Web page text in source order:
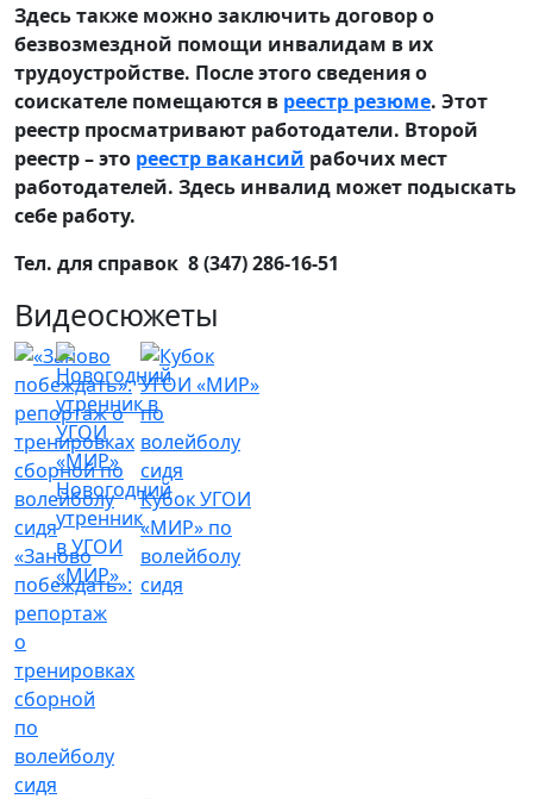
Здесь также можно заключить договор о
безвозмездной помощи инвалидам в их
трудоустройстве. После этого сведения о
соискателе помещаются в реестр резюме. Этот
реестр просматривают работодатели. Второй
реестр – это реестр вакансий рабочих мест
работодателей. Здесь инвалид может подыскать
себе работу.
Тел. для справок 8 (347) 286-16-51
Видеосюжеты
«Заново
побеждать»:
репортаж
о
тренировках
сборной
по
волейболу
сидя
Новогодний
утренник
в УГОИ
«МИР»
Кубок УГОИ
«МИР» по
волейболу
сидя